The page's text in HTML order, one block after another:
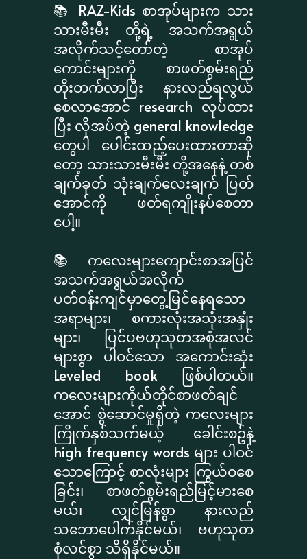
📚 RAZ-Kids စာအုပ်များက သား
သားမီးမီး တို့ရဲ့ အသက်အရွယ်
အလိုက်သင့်တော်တဲ့ စာအုပ်
ကောင်းများကို စာဖတ်စွမ်းရည်
တိုးတက်လာပြီး နားလည်ရလွယ်
စေလာအောင် research လုပ်ထား
ပြီး လိုအပ်တဲ့ general knowledge
တွေပါ ပေါင်းထည့်ပေးထားတာဆို
တော့ သားသားမီးမီး တို့အနေနဲ့ တစ်
ချက်ခုတ် သုံးချက်လေးချက် ပြတ်
အောင်ကို ဖတ်ရကျိုးနပ်စေတာ
ပေါ့။
📚 ကလေးများကျောင်းစာအပြင်
အသက်အရွယ်အလိုက်
ပတ်ဝန်းကျင်မှာတွေ့မြင်နေရသော
အရာများ၊ စကားလုံးအသုံးအနှုံး
များ၊ ပြင်ပဗဟုသုတအစုံအလင်
များစွာ ပါဝင်သော အကောင်းဆုံး
Leveled book ဖြစ်ပါတယ်။
ကလေးများကိုယ်တိုင်စာဖတ်ချင်
အောင် စွဲဆောင်မှုရှိတဲ့ ကလေးများ
ကြိုက်နှစ်သက်မယ့် ခေါင်းစဥ်နဲ့
high frequency words များ ပါဝင်
သောကြောင့် စာလုံးများ ကြွယ်ဝစေ
ခြင်း၊ စာဖတ်စွမ်းရည်မြင့်မားစေ
မယ်၊ လျှင်မြန်စွာ နားလည်
သဘောပေါက်နိုင်မယ်၊ ဗဟုသုတ
စုံလင်စွာ သိရှိနိုင်မယ်။